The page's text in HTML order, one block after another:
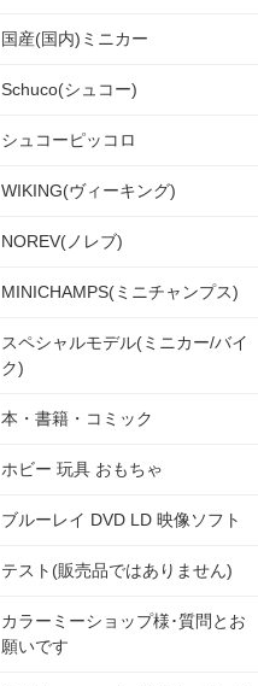
国産(国内)ミニカー
Schuco(シュコー)
シュコーピッコロ
WIKING(ヴィーキング)
NOREV(ノレブ)
MINICHAMPS(ミニチャンプス)
スペシャルモデル(ミニカー/バイ
ク)
本・書籍・コミック
ホビー 玩具 おもちゃ
ブルーレイ DVD LD 映像ソフト
テスト(販売品ではありません)
カラーミーショップ様･質問とお
願いです